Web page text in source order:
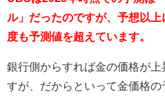
ル」だったのですが、予想以
度も予測値を超えています。
銀行側からすれば金の価格が
すが、だからといって金価格